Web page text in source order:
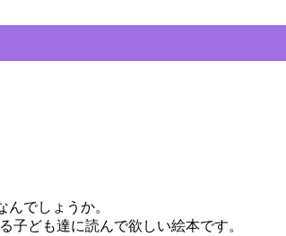
んでしょうか。
子ども達に読んで欲しい絵本です。